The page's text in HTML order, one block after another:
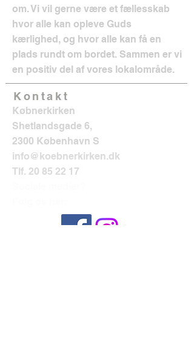
om. Vi vil gerne være et fællesskab
hvor alle kan opleve Guds
kærlighed, og hvor alle kan få en
plads rundt om bordet. Sammen er vi
en positiv del af vores lokalområde.
Kontakt
Købnerkirken
Shetlandsgade 6,
2300 København S
info@koebnerkirken.dk
Tlf. 20 85 22 17